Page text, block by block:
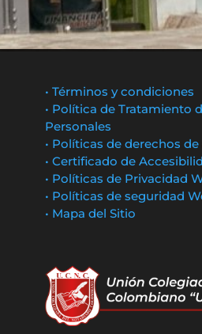
• Términos y condiciones
• Política de Tratamiento
Personales
• Políticas de derechos
• Certificado de
• Políticas de Privacidad
• Políticas de seguridad
• Mapa del Sitio